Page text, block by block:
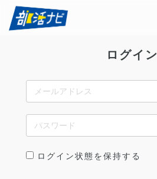
ログイン
ログイン状態を保持する